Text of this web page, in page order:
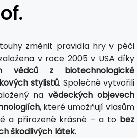
změnit pravidla hry v péči
v roce 2005 v USA díky
vědců z biotechnologické
stylistů. Společně vytvořili
na vědeckých objevech
, které umožňují vlasům
a přirozeně krásně – a to bez
škodlivých látek.